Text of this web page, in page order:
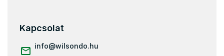
Kapcsolat
info@wilsondo.hu